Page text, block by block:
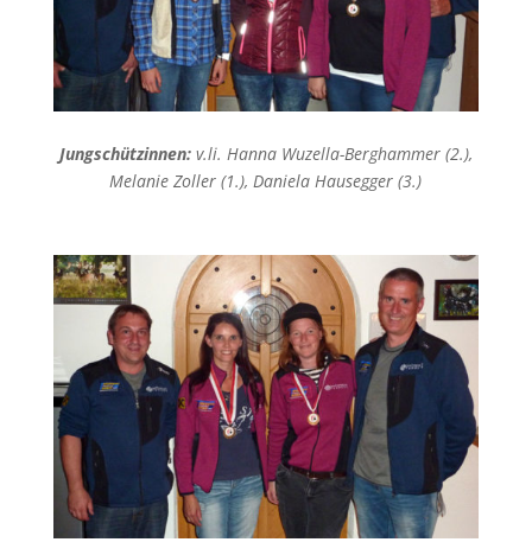
Jungschützinnen:v.li. Hanna Wuzella-Berghammer (2.),
Melanie Zoller (1.), Daniela Hausegger (3.)